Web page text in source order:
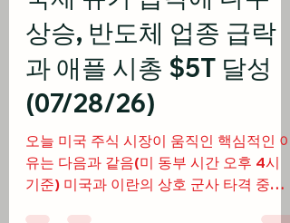
7월 28일
8분 분량
미국 주식
국제 유가 급락에 다우
상승, 반도체 업종 급락
과 애플 시총 $5T 달성
(07/28/26)